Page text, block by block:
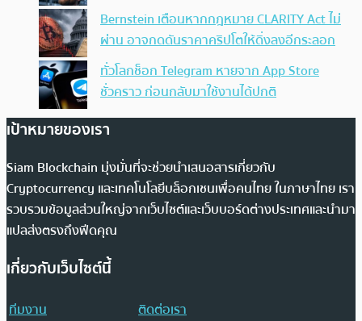
Bernstein เตือนหากกฎหมาย CLARITY Act ไม่
ผ่าน อาจกดดันราคาคริปโตให้ดิ่งลงอีกระลอก
ทั่วโลกช็อก Telegram หายจาก App Store
ชั่วคราว ก่อนกลับมาใช้งานได้ปกติ
เป้าหมายของเรา
Siam Blockchain มุ่งมั่นที่จะช่วยนำเสนอสารเกี่ยวกับ
Cryptocurrency และเทคโนโลยีบล็อกเชนเพื่อคนไทย ในภาษาไทย เรา
รวบรวมข้อมูลส่วนใหญ่จากเว็บไซต์และเว็บบอร์ดต่างประเทศและนำมา
แปลส่งตรงถึงฟีดคุณ
เกี่ยวกับเว็บไซต์นี้
ทีมงาน
ติดต่อเรา